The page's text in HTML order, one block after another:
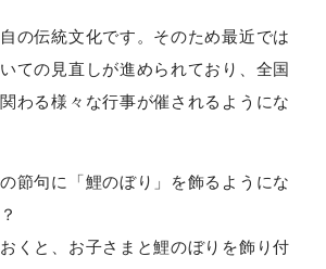
の伝統文化です。そのため最近では
ての見直しが進められており、全国
わる様々な行事が催されるようにな
節句に「鯉のぼり」を飾るようにな
くと、お子さまと鯉のぼりを飾り付